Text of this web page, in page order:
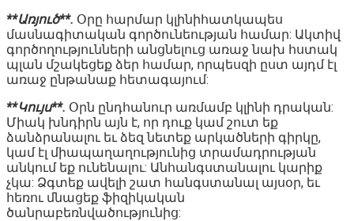
**Առյուծ**. Օրը հարմար կլինիհատկապես
մասնագիտական գործունեության համար: Ակտիվ
գործողությունների անցնելուց առաջ նախ հստակ
պլան մշակեցեք ձեր համար, որպեսզի ըստ այդմ էլ
առաջ ընթանաք հետագայում:
**Կույս**. Օրն ընդհանուր առմամբ կլինի դրական:
Միակ խնդիրն այն է, որ դուք կամ շուտ եք
ձանձրանալու եւ ձեզ նետեք արկածների գիրկը,
կամ էլ միապաղաղությունից տրամադրության
անկում եք ունենալու: Անհանգստանալու կարիք
չկա: Ձգտեք ավելի շատ հանգստանալ այսօր, եւ
հեռու մնացեք ֆիզիկական
ծանրաբեռնվածությունից: